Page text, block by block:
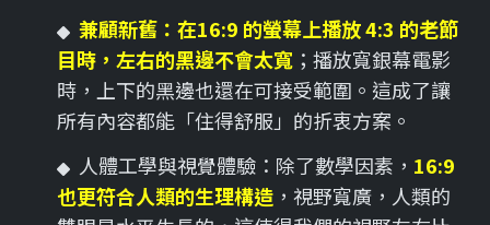
兼顧新舊：在16:9 的螢幕上播放 4:3 的老節
目時，左右的黑邊不會太寬 ；播放寬銀幕電影
時，上下的黑邊也還在可接受範圍。這成了讓
所有內容都能「住得舒服」的折衷方案。
人體工學與視覺體驗：除了數學因素， 16:9
也更符合人類的生理構造 ，視野寬廣，人類的